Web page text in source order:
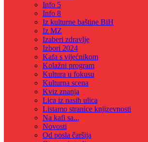
Info 5
Info 8
Iz kulturne baštine BiH
Iz MZ
Izaberi zdravlje
Izbori 2024
Kafa s vijećnikom
Kolažni program
Kultura u fokusu
Kulturna scena
Kviz znanja
Lica iz nasih ulica
Listamo stranice knjizevnosti
Na kafi sa...
Novosti
Od posla čaršija